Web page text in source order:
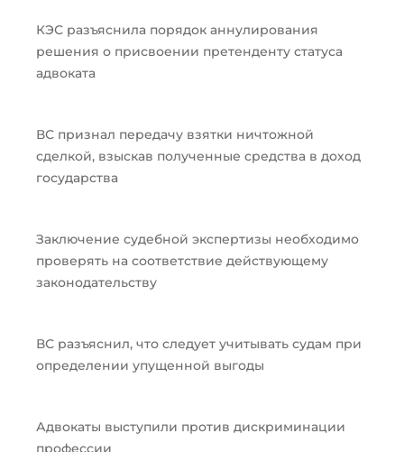
КЭС разъяснила порядок аннулирования
решения о присвоении претенденту статуса
адвоката
ВС признал передачу взятки ничтожной
сделкой, взыскав полученные средства в доход
государства
Заключение судебной экспертизы необходимо
проверять на соответствие действующему
законодательству
ВС разъяснил, что следует учитывать судам при
определении упущенной выгоды
Адвокаты выступили против дискриминации
профессии